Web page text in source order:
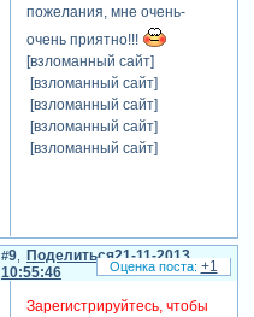
пожелания, мне очень-
очень приятно!!!
[взломанный сайт]
[взломанный сайт]
[взломанный сайт]
[взломанный сайт]
[взломанный сайт]
Поделиться
9
21-11-2013
10:55:46
Зарегистрируйтесь, чтобы
+1